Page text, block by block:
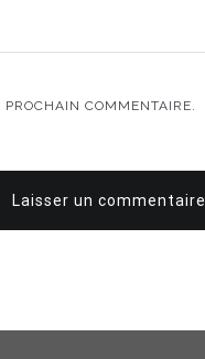
COMMENTAIRE.
Laisser un commentaire